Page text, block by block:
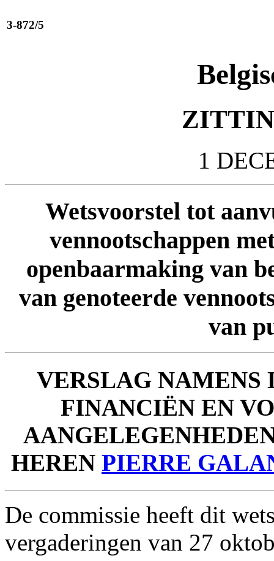
3-872/5
1
Wetsvoorstel tot
vennootschappen
openbaarmaking van
van genoteerde
van
VERSLAG NAMENS
FINANCIËN EN
HEREN PIERRE
De commissie heeft dit
vergaderingen van 27